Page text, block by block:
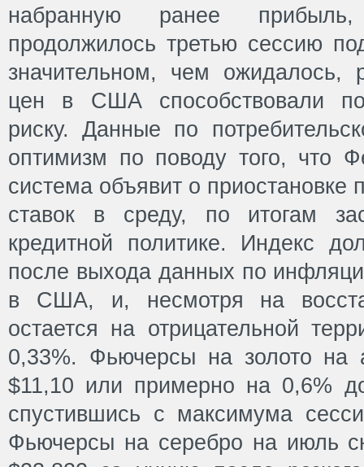
набранную ранее
продолжилось третью сессию
значительном, чем ожидалось,
цен в США способствовали
риску. Данные по
оптимизм по поводу того, что
система объявит о
ставок в среду, по итогам
кредитной политике. Индекс
после выхода данных по
в США, и, несмотря на
остается на отрицательной
0,33%. Фьючерсы на золото на
$11,10 или примерно на 0,6%
спустившись с максимума
Фьючерсы на серебро на июль